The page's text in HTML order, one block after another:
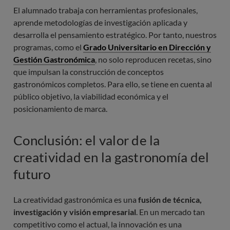
El alumnado trabaja con herramientas profesionales,
aprende metodologías de investigación aplicada y
desarrolla el pensamiento estratégico. Por tanto, nuestros
programas, como el Grado Universitario en Dirección y
Gestión Gastronómica, no solo reproducen recetas, sino
que impulsan la construcción de conceptos
gastronómicos completos. Para ello, se tiene en cuenta al
público objetivo, la viabilidad económica y el
posicionamiento de marca.
Conclusión: el valor de la
creatividad en la gastronomía del
futuro
La creatividad gastronómica es una fusión de técnica,
investigación y visión empresarial. En un mercado tan
competitivo como el actual, la innovación es una